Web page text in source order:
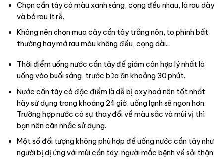
Chọn cần tây có màu xanh sáng, cọng đều nhau, lá rau dày
và bó rau ít rễ.
Không nên chọn mua cây cần tây trắng nõn, to phình bất
thường hay mớ rau màu không đều, cọng dài…
Thời điểm uống nước cần tây để giảm cân hợp lý nhất là
uống vào buổi sáng, trước bữa ăn khoảng 30 phút.
Nước cần tây có đặc điểm là dễ bị oxy hoá nên tốt nhất
hãy sử dụng trong khoảng 24 giờ, uống lạnh sẽ ngon hơn.
Trường hợp nước có sự thay đổi về màu sắc và mùi vị thì
bạn nên cân nhắc sử dụng.
Một số đối tượng không phù hợp để uống nước cần tây như
người bị dị ứng với mùi cần tây; người mắc bệnh về sỏi thận